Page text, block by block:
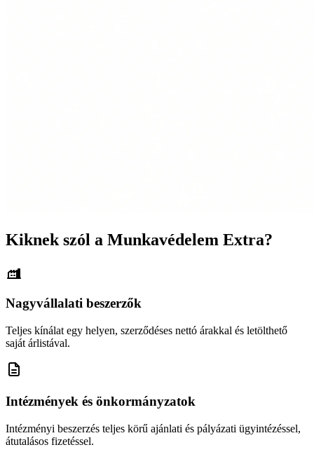
Kiknek szól a Munkavédelem Extra?
Nagyvállalati beszerzők
Teljes kínálat egy helyen, szerződéses nettó árakkal és letölthető
saját árlistával.
Intézmények és önkormányzatok
Intézményi beszerzés teljes körű ajánlati és pályázati ügyintézéssel,
átutalásos fizetéssel.